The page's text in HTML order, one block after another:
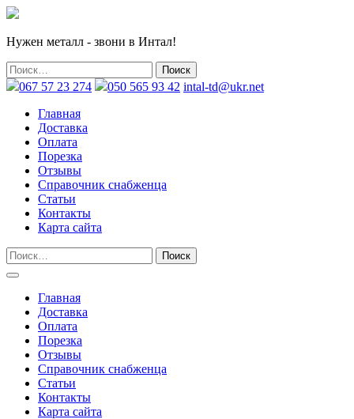
Нужен металл - звони в Интал!
067 57 23 274 050 565 93 42 intal-td@ukr.net
Главная
Доставка
Оплата
Порезка
Отзывы
Справочник снабженца
Статьи
Контакты
Карта сайта
Главная
Доставка
Оплата
Порезка
Отзывы
Справочник снабженца
Статьи
Контакты
Карта сайта